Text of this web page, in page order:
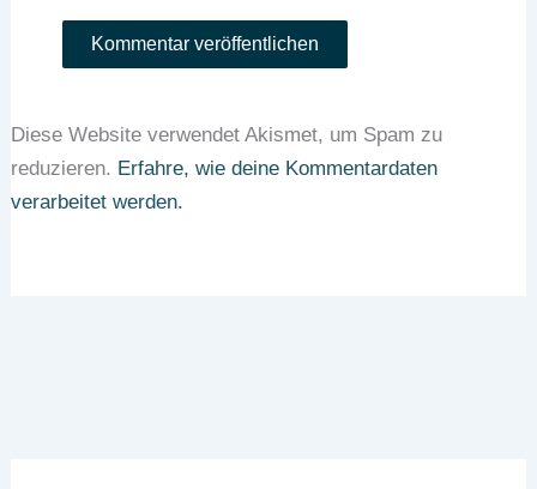
Diese Website verwendet Akismet, um Spam zu
reduzieren. Erfahre, wie deine Kommentardaten
verarbeitet werden.